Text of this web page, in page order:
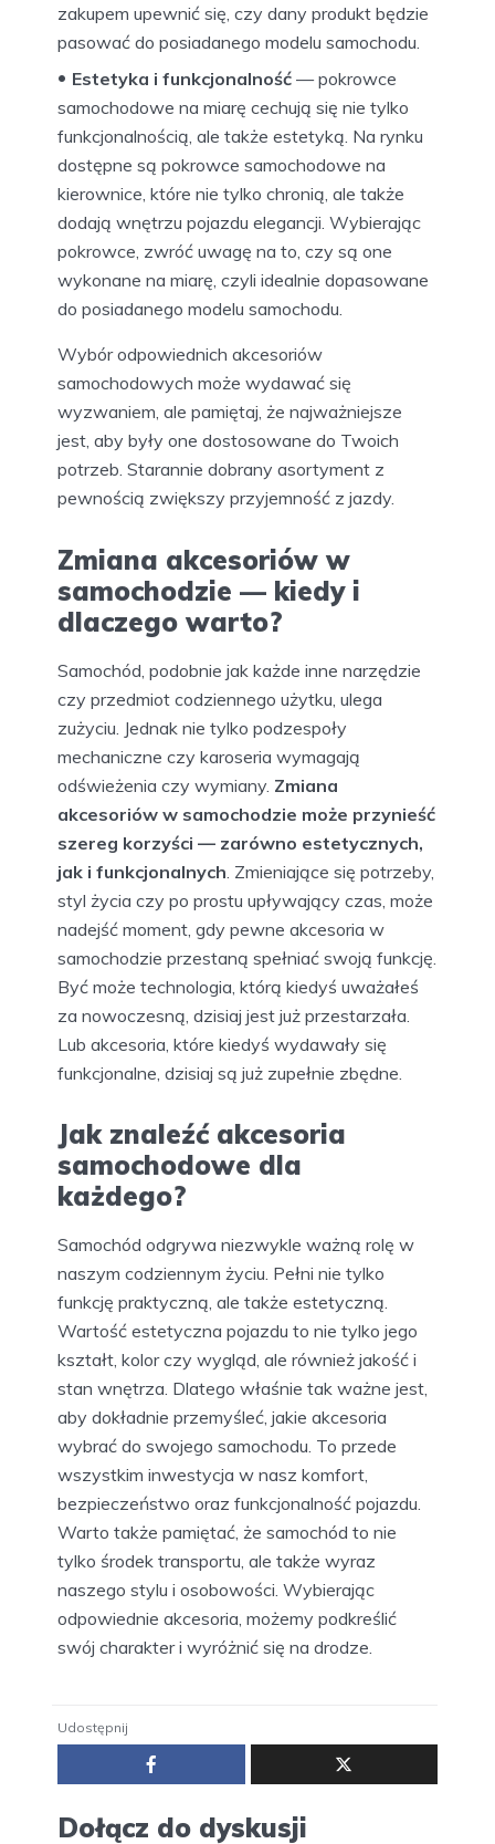
zakupem upewnić się, czy dany produkt będzie
pasować do posiadanego modelu samochodu.
Estetyka i funkcjonalność — pokrowce
samochodowe na miarę cechują się nie tylko
funkcjonalnością, ale także estetyką. Na rynku
dostępne są pokrowce samochodowe na
kierownice, które nie tylko chronią, ale także
dodają wnętrzu pojazdu elegancji. Wybierając
pokrowce, zwróć uwagę na to, czy są one
wykonane na miarę, czyli idealnie dopasowane
do posiadanego modelu samochodu.
Wybór odpowiednich akcesoriów
samochodowych może wydawać się
wyzwaniem, ale pamiętaj, że najważniejsze
jest, aby były one dostosowane do Twoich
potrzeb. Starannie dobrany asortyment z
pewnością zwiększy przyjemność z jazdy.
Zmiana akcesoriów w
samochodzie — kiedy i
dlaczego warto?
Samochód, podobnie jak każde inne narzędzie
czy przedmiot codziennego użytku, ulega
zużyciu. Jednak nie tylko podzespoły
mechaniczne czy karoseria wymagają
odświeżenia czy wymiany. Zmiana
akcesoriów w samochodzie może przynieść
szereg korzyści — zarówno estetycznych,
jak i funkcjonalnych . Zmieniające się potrzeby,
styl życia czy po prostu upływający czas, może
nadejść moment, gdy pewne akcesoria w
samochodzie przestaną spełniać swoją funkcję.
Być może technologia, którą kiedyś uważałeś
za nowoczesną, dzisiaj jest już przestarzała.
Lub akcesoria, które kiedyś wydawały się
funkcjonalne, dzisiaj są już zupełnie zbędne.
Jak znaleźć akcesoria
samochodowe dla
każdego?
Samochód odgrywa niezwykle ważną rolę w
naszym codziennym życiu. Pełni nie tylko
funkcję praktyczną, ale także estetyczną.
Wartość estetyczna pojazdu to nie tylko jego
kształt, kolor czy wygląd, ale również jakość i
stan wnętrza. Dlatego właśnie tak ważne jest,
aby dokładnie przemyśleć, jakie akcesoria
wybrać do swojego samochodu. To przede
wszystkim inwestycja w nasz komfort,
bezpieczeństwo oraz funkcjonalność pojazdu.
Warto także pamiętać, że samochód to nie
tylko środek transportu, ale także wyraz
naszego stylu i osobowości. Wybierając
odpowiednie akcesoria, możemy podkreślić
swój charakter i wyróżnić się na drodze.
Udostępnij
Dołącz do dyskusji